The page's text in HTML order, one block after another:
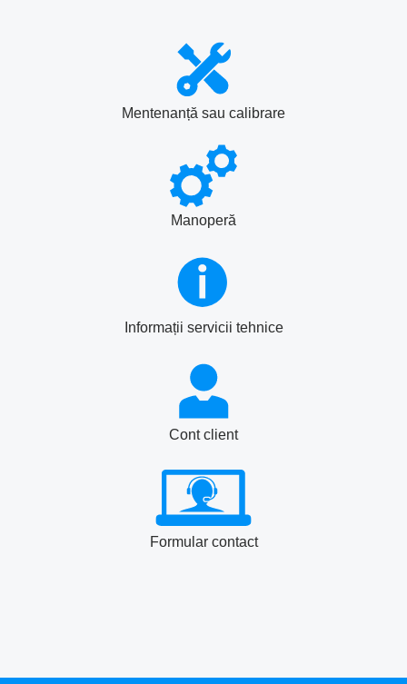
Mentenanță sau calibrare
Manoperă
Informații servicii tehnice
Cont client
Formular contact